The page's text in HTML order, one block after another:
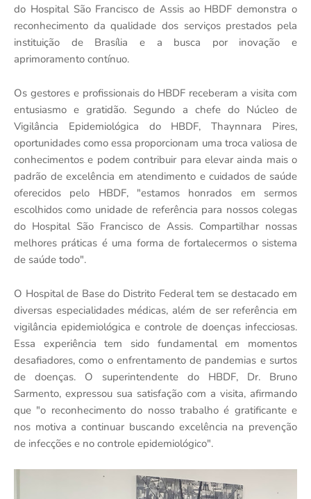
do Hospital São Francisco de Assis ao HBDF demonstra o
reconhecimento da qualidade dos serviços prestados pela
instituição de Brasília e a busca por inovação e
aprimoramento contínuo.
Os gestores e profissionais do HBDF receberam a visita com
entusiasmo e gratidão. Segundo a chefe do Núcleo de
Vigilância Epidemiológica do HBDF, Thaynnara Pires,
oportunidades como essa proporcionam uma troca valiosa de
conhecimentos e podem contribuir para elevar ainda mais o
padrão de excelência em atendimento e cuidados de saúde
oferecidos pelo HBDF, "estamos honrados em sermos
escolhidos como unidade de referência para nossos colegas
do Hospital São Francisco de Assis. Compartilhar nossas
melhores práticas é uma forma de fortalecermos o sistema
de saúde todo".
O Hospital de Base do Distrito Federal tem se destacado em
diversas especialidades médicas, além de ser referência em
vigilância epidemiológica e controle de doenças infecciosas.
Essa experiência tem sido fundamental em momentos
desafiadores, como o enfrentamento de pandemias e surtos
de doenças. O superintendente do HBDF, Dr. Bruno
Sarmento, expressou sua satisfação com a visita, afirmando
que "o reconhecimento do nosso trabalho é gratificante e
nos motiva a continuar buscando excelência na prevenção
de infecções e no controle epidemiológico".